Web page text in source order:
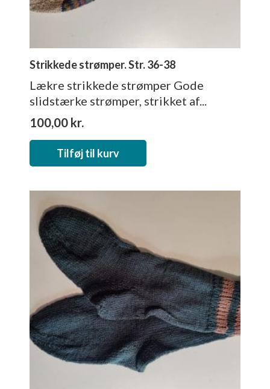
Strikkede strømper. Str. 36-38
Lækre strikkede strømper Gode
slidstærke strømper, strikket af...
100,00 kr.
Tilføj til kurv